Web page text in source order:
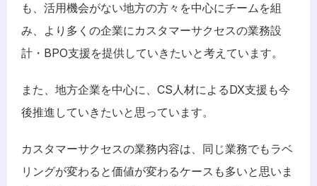
も、活用機会がない地方の方々を中心にチームを組
み、より多くの企業にカスタマーサクセスの業務設
計・BPO支援を提供していきたいと考えています。
また、地方企業を中心に、CS人材によるDX支援も今
後推進していきたいと思っています。
カスタマーサクセスの業務内容は、同じ業務でもラベ
リングが変わると価値が変わるケースも多いと思いま